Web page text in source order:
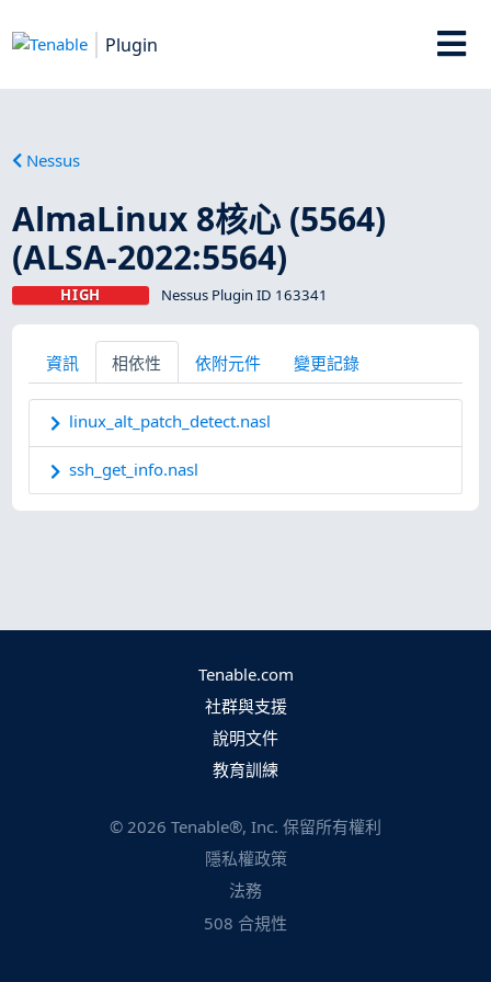
Plugin
Nessus
AlmaLinux 8核心 (5564)
(ALSA-2022:5564)
HIGH Nessus Plugin ID 163341
資訊 相依性 依附元件 變更記錄
linux_alt_patch_detect.nasl
ssh_get_info.nasl
Tenable.com
社群與支援
說明文件
教育訓練
© 2026 Tenable®, Inc. 保留所有權利
隱私權政策
法務
508 合規性